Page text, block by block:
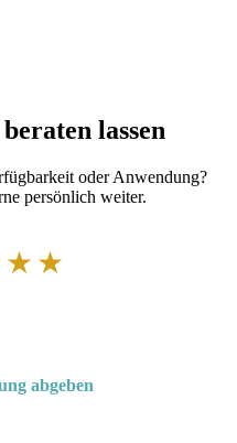
lassen
oder Anwendung?
persönlich weiter.
abgeben